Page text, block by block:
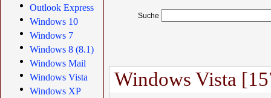
Outlook Express
Windows 10
Windows 7
Windows 8 (8.1)
Windows Mail
Windows Vista
Windows XP
Suche
Windows Vista